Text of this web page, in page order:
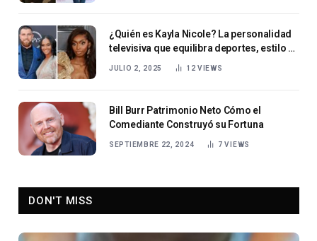
¿Quién es Kayla Nicole? La personalidad
televisiva que equilibra deportes, estilo y
empoderamiento bajo los focos
JULIO 2, 2025 12 VIEWS
Bill Burr Patrimonio Neto Cómo el
Comediante Construyó su Fortuna
SEPTIEMBRE 22, 2024 7VIEWS
DON'T MISS